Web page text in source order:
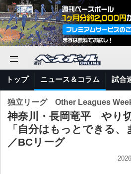
トップ ニュース＆コラム 試合
独立リーグ Other Leagues
神奈川・長岡竜平 やり
「自分はもっとできる、
／BCリーグ